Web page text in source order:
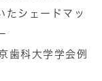
たシェードマッ
科大学学会例